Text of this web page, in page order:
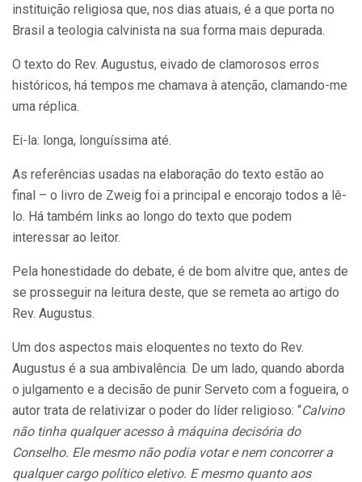
instituição religiosa que, nos dias atuais, é a que porta no
Brasil a teologia calvinista na sua forma mais depurada.
O texto do Rev. Augustus, eivado de clamorosos erros
históricos, há tempos me chamava à atenção, clamando-me
uma réplica.
Ei-la: longa, longuíssima até.
As referências usadas na elaboração do texto estão ao
final – o livro de Zweig foi a principal e encorajo todos a lê-
lo. Há também links ao longo do texto que podem
interessar ao leitor.
Pela honestidade do debate, é de bom alvitre que, antes de
se prosseguir na leitura deste, que se remeta ao artigo do
Rev. Augustus.
Um dos aspectos mais eloquentes no texto do Rev.
Augustus é a sua ambivalência. De um lado, quando aborda
o julgamento e a decisão de punir Serveto com a fogueira, o
autor trata de relativizar o poder do líder religioso: “Calvino
não tinha qualquer acesso à máquina decisória do
Conselho. Ele mesmo não podia votar e nem concorrer a
qualquer cargo político eletivo. E mesmo quanto aos